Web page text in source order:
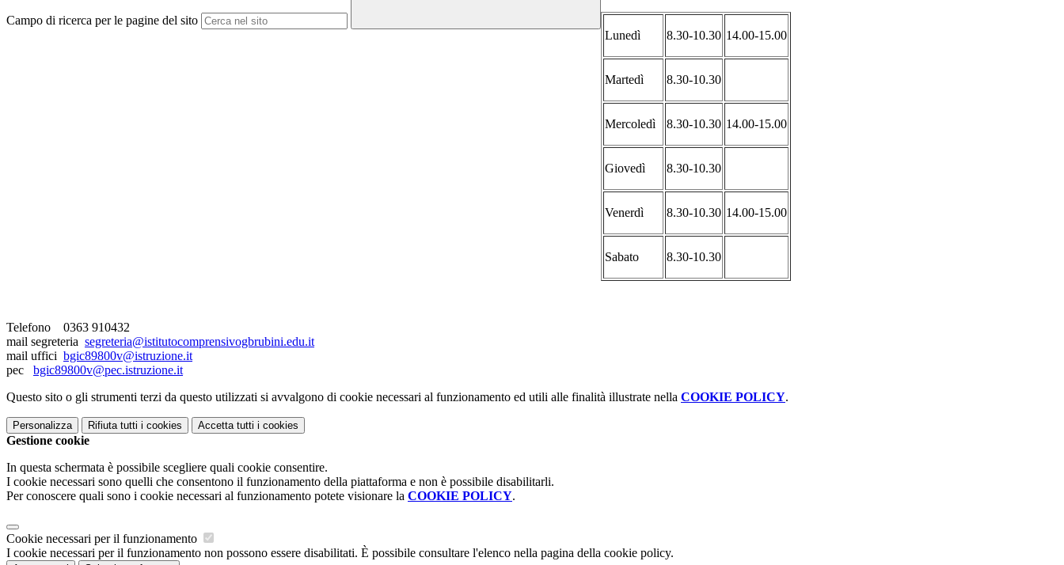
Campo di ricerca per le pagine del sito
Lunedì 8.30-10.30 14.00-15.00
Martedì 8.30-10.30
Mercoledì 8.30-10.30 14.00-15.00
Giovedì 8.30-10.30
Venerdì 8.30-10.30 14.00-15.00
Sabato 8.30-10.30
Telefono
0363 910432
mail segreteria segreteria@istitutocomprensivogbrubini.edu.it
mail uffici bgic89800v@istruzione.it
pec bgic89800v@pec.istruzione.it
Questo sito o gli strumenti terzi da questo utilizzati si avvalgono di cookie necessari al funzionamento ed utili alle finalità illustrate nella COOKIE POLICY.
Personalizza Rifiuta tutti i cookies Accetta tutti i cookies
Gestione cookie
In questa schermata è possibile scegliere quali cookie consentire.
I cookie necessari sono quelli che consentono il funzionamento della piattaforma e non è possibile disabilitarli.
Per conoscere quali sono i cookie necessari al funzionamento potete visionare la COOKIE POLICY.
Cookie necessari per il funzionamento
I cookie necessari per il funzionamento non possono essere disabilitati. È possibile consultare l'elenco nella pagina della cookie policy.